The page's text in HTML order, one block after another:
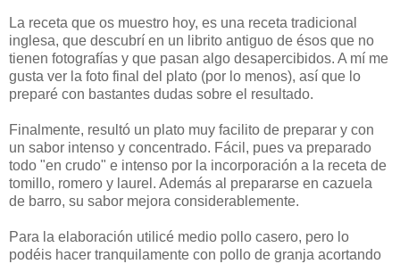
La receta que os muestro hoy, es una receta tradicional
inglesa, que descubrí en un librito antiguo de ésos que no
tienen fotografías y que pasan algo desapercibidos. A mí me
gusta ver la foto final del plato (por lo menos), así que lo
preparé con bastantes dudas sobre el resultado.
Finalmente, resultó un plato muy facilito de preparar y con
un sabor intenso y concentrado. Fácil, pues va preparado
todo "en crudo" e intenso por la incorporación a la receta de
tomillo, romero y laurel. Además al prepararse en cazuela
de barro, su sabor mejora considerablemente.
Para la elaboración utilicé medio pollo casero, pero lo
podéis hacer tranquilamente con pollo de granja acortando